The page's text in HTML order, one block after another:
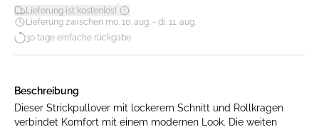
Lieferung ist kostenlos!*
Lieferung zwischen mo. 10. aug. - di. 11. aug.
30 tage einfache rückgabe
Beschreibung
Dieser Strickpullover mit lockerem Schnitt und Rollkragen
verbindet Komfort mit einem modernen Look. Die weiten